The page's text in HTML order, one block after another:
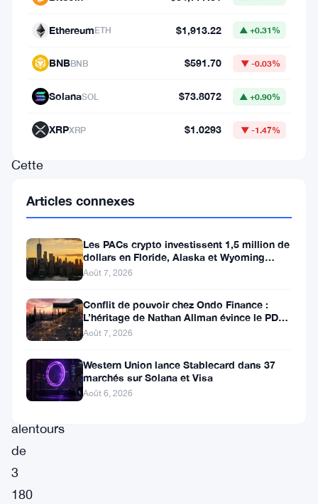
dollars
avant
stabiliser.
Cette
bien
significative,
heurte
des
résistances
importantes
aux
alentours
de
3
180
EthereumETH $1,913.22 ▲ +0.31%
BNBBNB $591.70 ▼ -0.03%
SolanaSOL $73.8072 ▲ +0.90%
XRPXRP $1.0293 ▼ -1.47%
Articles connexes
Les PACs crypto investissent 1,5 million de
dollars en Floride, Alaska et Wyoming
après un revers au Michigan
Août 7, 2026
Conflit de pouvoir chez Ondo Finance :
L’héritage de Nathan Allman évince le PDG
Ian De Bode le 24 juillet
Août 7, 2026
Western Union lance Stablecard dans 37
marchés sur Solana et Visa
Août 6, 2026